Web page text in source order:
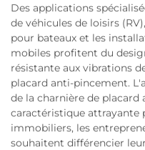
Des applications
de véhicules de loisirs
pour bateaux et les
mobiles profitent du
résistante aux vibrations
placard anti-pincement.
de la charnière de
caractéristique attrayante
immobiliers, les
souhaitent différencier